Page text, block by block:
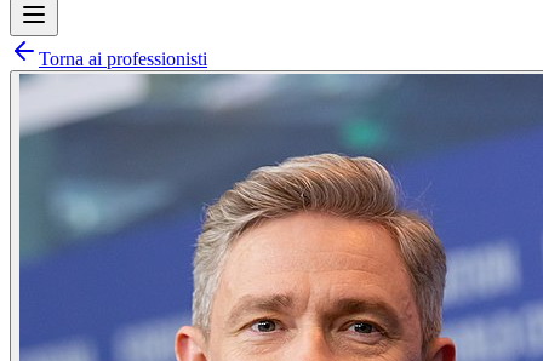
Torna ai professionisti